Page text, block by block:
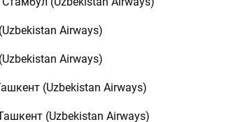
Airways)
Airways)
(Uzbekistan Airways)
(Uzbekistan Airways)